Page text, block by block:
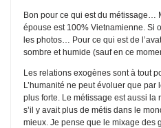
Bon pour ce qui est du métissage…
épouse est 100% Vietnamienne. Si
les photos… Pour ce qui est de
sombre et humide (sauf en ce
Les relations exogènes sont à tout
L’humanité ne peut évoluer que
plus forte. Le métissage est aussi la
s’il y avait plus de métis dans le
mieux. Je pense que le mixage des